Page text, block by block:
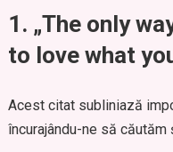
1. „The only
to love what
Acest citat subliniază
încurajându-ne să căutăm